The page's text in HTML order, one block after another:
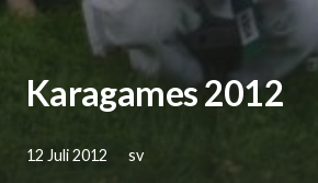
Karagames 2012
12 Juli 2012 sv